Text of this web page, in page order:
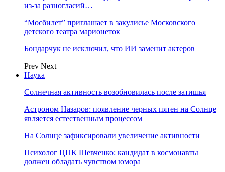
из-за разногласий…
“Мосбилет” приглашает в закулисье Московского
детского театра марионеток
Бондарчук не исключил, что ИИ заменит актеров
Prev Next
Наука
Солнечная активность возобновилась после затишья
Астроном Назаров: появление черных пятен на Солнце
является естественным процессом
На Солнце зафиксировали увеличение активности
Психолог ЦПК Шевченко: кандидат в космонавты
должен обладать чувством юмора